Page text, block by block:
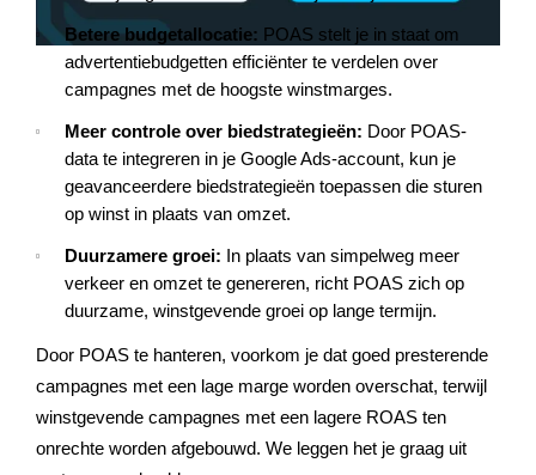
Betere budgetallocatie: POAS stelt je in staat om
advertentiebudgetten efficiënter te verdelen over
campagnes met de hoogste winstmarges.
Meer controle over biedstrategieën: Door POAS-
data te integreren in je Google Ads-account, kun je
geavanceerdere biedstrategieën toepassen die sturen
op winst in plaats van omzet.
Duurzamere groei: In plaats van simpelweg meer
verkeer en omzet te genereren, richt POAS zich op
duurzame, winstgevende groei op lange termijn.
Door POAS te hanteren, voorkom je dat goed presterende
campagnes met een lage marge worden overschat, terwijl
winstgevende campagnes met een lagere ROAS ten
onrechte worden afgebouwd. We leggen het je graag uit